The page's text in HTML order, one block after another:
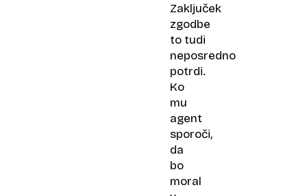
Zaključek
zgodbe
to tudi
neposredno
potrdi.
Ko
mu
agent
sporoči,
da
bo
moral